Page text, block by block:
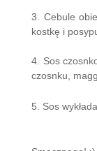
3. Cebule
kostkę i
4. Sos
czosnku,
5. Sos